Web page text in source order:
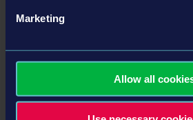
Marketing
Allow all
Bayern
POLICE SIMULATOR: PATROL